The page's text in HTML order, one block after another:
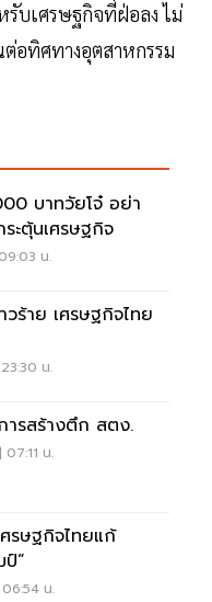
รับเศรษฐกิจที่ฝ่อลง ไม่
อทิศทางอุตสาหกรรม
บาทวัยโจ๋ อย่า
ะตุ้นเศรษฐกิจ
น.
วร้าย เศรษฐกิจไทย
น.
ารสร้างตึก สตง.
น.
รษฐกิจไทยแก้
ป์”
06:54 น.